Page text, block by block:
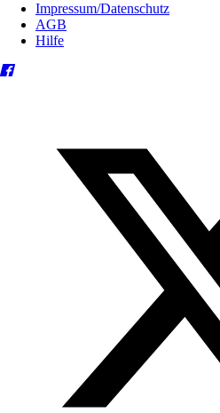
Impressum/Datenschutz
AGB
Hilfe